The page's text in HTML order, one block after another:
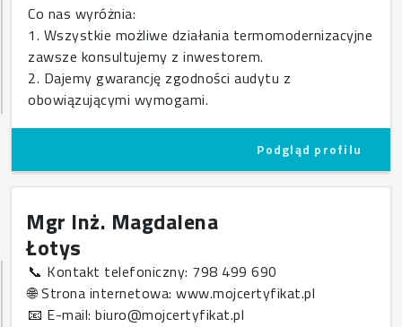
Co nas wyróżnia:
1. Wszystkie możliwe działania termomodernizacyjne
zawsze konsultujemy z inwestorem.
2. Dajemy gwarancję zgodności audytu z
obowiązującymi wymogami.
Podgląd profilu
Mgr Inż. Magdalena
Łotys
📞 Kontakt telefoniczny: 798 499 690
🌐 Strona internetowa: www.mojcertyfikat.pl
📧 E-mail: biuro@mojcertyfikat.pl